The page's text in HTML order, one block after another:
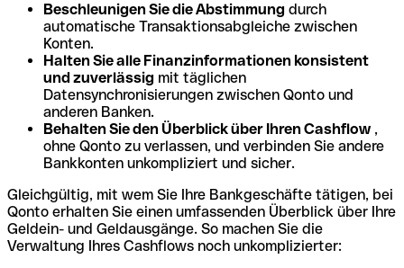
Beschleunigen Sie die Abstimmung durch
automatische Transaktionsabgleiche zwischen
Konten.
Halten Sie alle Finanzinformationen konsistent
und zuverlässig mit täglichen
Datensynchronisierungen zwischen Qonto und
anderen Banken.
Behalten Sie den Überblick über Ihren Cashflow ,
ohne Qonto zu verlassen, und verbinden Sie andere
Bankkonten unkompliziert und sicher.
Gleichgültig, mit wem Sie Ihre Bankgeschäfte tätigen, bei
Qonto erhalten Sie einen umfassenden Überblick über Ihre
Geldein- und Geldausgänge. So machen Sie die
Verwaltung Ihres Cashflows noch unkomplizierter: